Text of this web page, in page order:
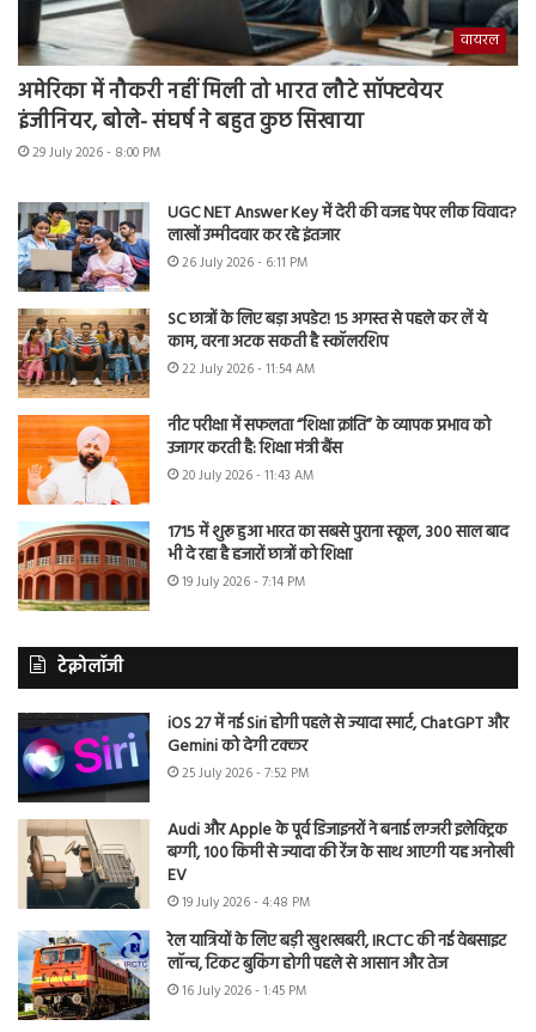
वायरल
अमेरिका में नौकरी नहीं मिली तो भारत लौटे सॉफ्टवेयर
इंजीनियर, बोले- संघर्ष ने बहुत कुछ सिखाया
29 July 2026 - 8:00 PM
UGC NET Answer Key में देरी की वजह पेपर लीक विवाद?
लाखों उम्मीदवार कर रहे इंतजार
26 July 2026 - 6:11 PM
SC छात्रों के लिए बड़ा अपडेट! 15 अगस्त से पहले कर लें ये
काम, वरना अटक सकती है स्कॉलरशिप
22 July 2026 - 11:54 AM
नीट परीक्षा में सफलता “शिक्षा क्रांति” के व्यापक प्रभाव को
उजागर करती है: शिक्षा मंत्री बैंस
20 July 2026 - 11:43 AM
1715 में शुरू हुआ भारत का सबसे पुराना स्कूल, 300 साल बाद
भी दे रहा है हजारों छात्रों को शिक्षा
19 July 2026 - 7:14 PM
टेक्नोलॉजी
iOS 27 में नई Siri होगी पहले से ज्यादा स्मार्ट, ChatGPT और
Gemini को देगी टक्कर
25 July 2026 - 7:52 PM
Audi और Apple के पूर्व डिजाइनरों ने बनाई लग्जरी इलेक्ट्रिक
बग्गी, 100 किमी से ज्यादा की रेंज के साथ आएगी यह अनोखी
EV
19 July 2026 - 4:48 PM
रेल यात्रियों के लिए बड़ी खुशखबरी, IRCTC की नई वेबसाइट
लॉन्च, टिकट बुकिंग होगी पहले से आसान और तेज
16 July 2026 - 1:45 PM